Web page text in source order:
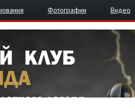
Фотографии Видео